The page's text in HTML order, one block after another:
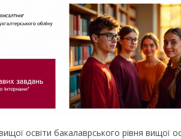
освіти бакалаврського рівня вищої